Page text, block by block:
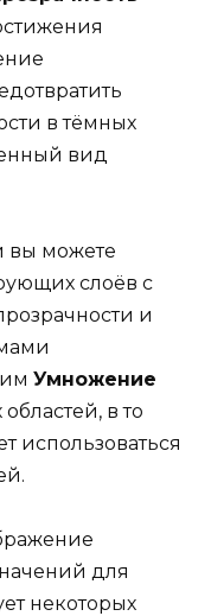
в тёмных
вид
вы можете
слоёв с
и
Умножение
в то
использоваться
для
некоторых